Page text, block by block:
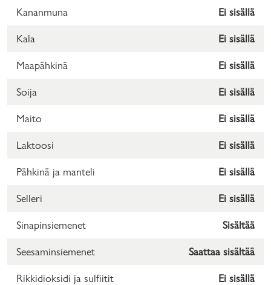
Kananmuna Ei sisällä
Kala Ei sisällä
Maapähkinä Ei sisällä
Soija Ei sisällä
Maito Ei sisällä
Laktoosi Ei sisällä
Pähkinä ja manteli Ei sisällä
Selleri Ei sisällä
Sinapinsiemenet Sisältää
Seesaminsiemenet Saattaa sisältää
Rikkidioksidi ja sulfiitit Ei sisällä